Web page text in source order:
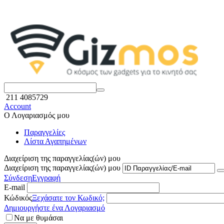
211 4085729
Account
Ο Λογαριασμός μου
Παραγγελίες
Λίστα Αγαπημένων
Διαχείριση της παραγγελίας(ών) μου
Διαχείριση της παραγγελίας(ών) μου
ΣύνδεσηΕγγραφή
E-mail
ΚώδικόςΞεχάσατε τον Κωδικό;
Δημιουργήστε ένα Λογαριασμό
Να με θυμάσαι